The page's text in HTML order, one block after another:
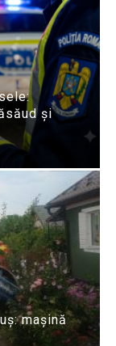
și
mașină